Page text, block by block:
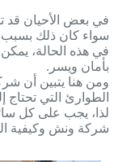
في بعض الأحيان قد
سواء كان ذلك بسبب
في هذه الحالة،
بأمان ويسر.
ومن هنا يتبين أن
الطوارئ التي
لذا، يجب على كل
شركة ونش وكيفية